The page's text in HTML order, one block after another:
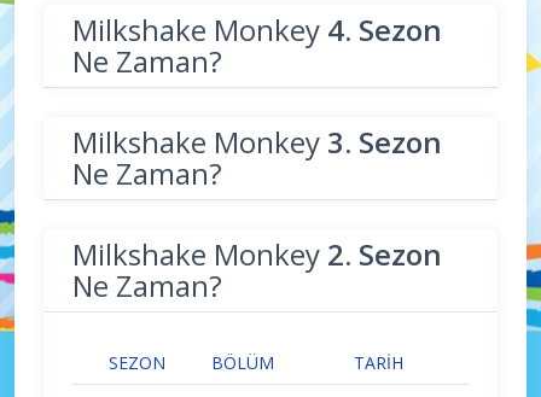
Milkshake Monkey 4. Sezon
Ne Zaman?
Milkshake Monkey 3. Sezon
Ne Zaman?
Milkshake Monkey 2. Sezon
Ne Zaman?
SEZON BÖLÜM TARIH